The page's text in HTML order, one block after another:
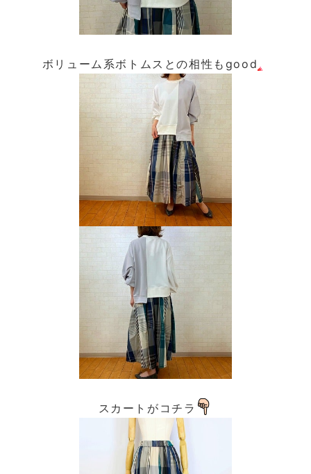
ボリューム系ボトムスとの相性もgood
スカートがコチラ